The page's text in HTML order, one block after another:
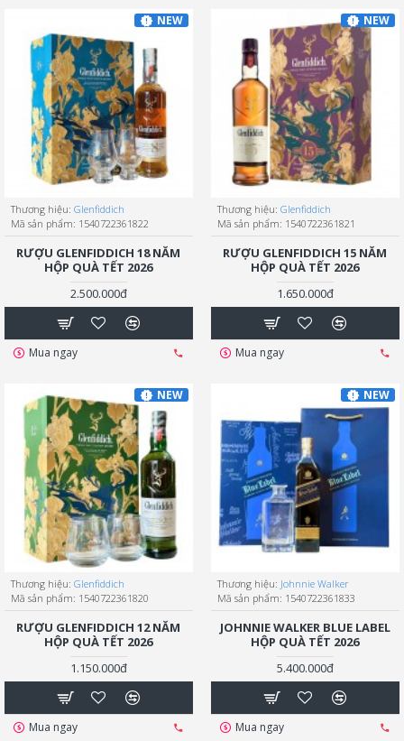
NEW
Thương hiệu: Glenfiddich
Mã sản phẩm: 1540722361822
RƯỢU GLENFIDDICH 18 NĂM
HỘP QUÀ TẾT 2026
2.500.000đ
Mua ngay
NEW
Thương hiệu: Glenfiddich
Mã sản phẩm: 1540722361821
RƯỢU GLENFIDDICH 15 NĂM
HỘP QUÀ TẾT 2026
1.650.000đ
Mua ngay
NEW
Thương hiệu: Glenfiddich
Mã sản phẩm: 1540722361820
RƯỢU GLENFIDDICH 12 NĂM
HỘP QUÀ TẾT 2026
1.150.000đ
Mua ngay
NEW
Thương hiệu: Johnnie Walker
Mã sản phẩm: 1540722361833
JOHNNIE WALKER BLUE LABEL
HỘP QUÀ TẾT 2026
5.400.000đ
Mua ngay